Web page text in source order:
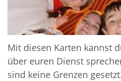
Mit diesen Karten kannst
über euren Dienst
sind keine Grenzen